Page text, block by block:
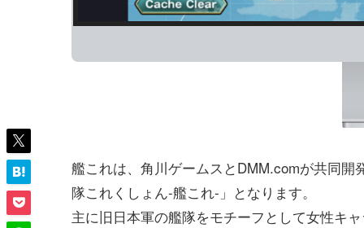
艦これは、角川ゲームスとDMM.comが共同
隊これくしょん-艦これ-」となります。
主に旧日本軍の艦隊をモチーフとして女性キ